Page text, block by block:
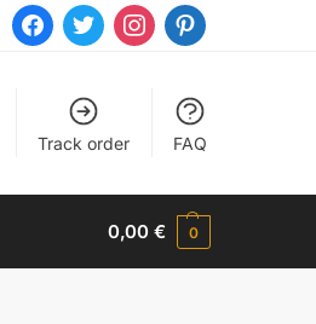
facebooktwitter instagrampinterest
Track order FAQ
0,00€ 0